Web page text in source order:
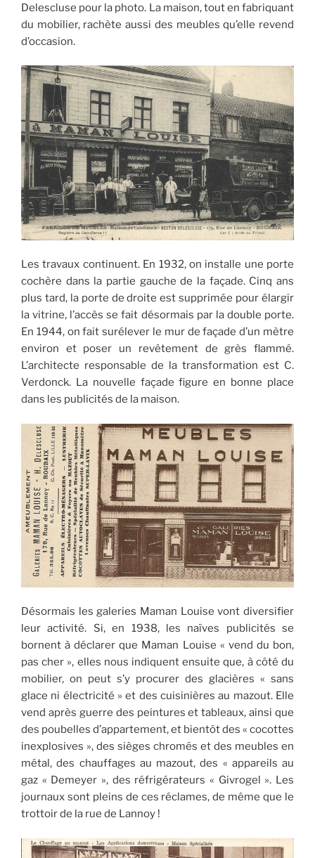
Delescluse pour la photo. La maison, tout en fabriquant
du mobilier, rachète aussi des meubles qu’elle revend
d’occasion.
Les travaux continuent. En 1932, on installe une porte
cochère dans la partie gauche de la façade. Cinq ans
plus tard, la porte de droite est supprimée pour élargir
la vitrine, l’accès se fait désormais par la double porte.
En 1944, on fait surélever le mur de façade d’un mètre
environ et poser un revêtement de grès flammé.
L’architecte responsable de la transformation est C.
Verdonck. La nouvelle façade figure en bonne place
dans les publicités de la maison.
Désormais les galeries Maman Louise vont diversifier
leur activité. Si, en 1938, les naïves publicités se
bornent à déclarer que Maman Louise « vend du bon,
pas cher », elles nous indiquent ensuite que, à côté du
mobilier, on peut s’y procurer des glacières « sans
glace ni électricité » et des cuisinières au mazout. Elle
vend après guerre des peintures et tableaux, ainsi que
des poubelles d’appartement, et bientôt des « cocottes
inexplosives », des sièges chromés et des meubles en
métal, des chauffages au mazout, des « appareils au
gaz « Demeyer », des réfrigérateurs « Givrogel ». Les
journaux sont pleins de ces réclames, de même que le
trottoir de la rue de Lannoy !